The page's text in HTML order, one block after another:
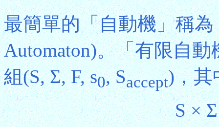
最簡單的「自動機」稱為
Automaton)。「有限自
組(S, Σ, F, s0, Saccept)，其
S ×